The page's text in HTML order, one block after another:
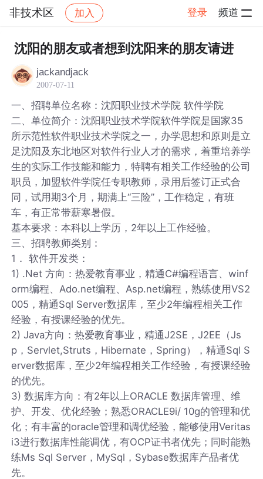
非技术区 加入 登录 频道
社区 非技术区 帖子详情
沈阳的朋友或者想到沈阳来的朋友请进
jackandjack
2007-07-11
一、招聘单位名称：沈阳职业技术学院 软件学院
二、单位简介：沈阳职业技术学院软件学院是国家35
所示范性软件职业技术学院之一，办学思想和原则是立
足沈阳及东北地区对软件行业人才的需求，着重培养学
生的实际工作技能和能力，特聘有相关工作经验的公司
职员，加盟软件学院任专职教师，录用后签订正式合
同，试用期3个月，期满上“三险”，工作稳定，有班
车，有正常带薪寒暑假。
基本要求：本科以上学历，2年以上工作经验。
三、招聘教师类别：
1． 软件开发类：
1) .Net 方向：热爱教育事业，精通C#编程语言、winf
orm编程、Ado.net编程、Asp.net编程，熟练使用VS2
005，精通Sql Server数据库，至少2年编程相关工作
经验，有授课经验的优先。
2) Java方向：热爱教育事业，精通J2SE，J2EE（Js
p，Servlet,Struts，Hibernate，Spring），精通Sql S
erver数据库，至少2年编程相关工作经验，有授课经验
的优先。
3) 数据库方向：有2年以上ORACLE 数据库管理、维
护、开发、优化经验；熟悉ORACLE9i/ 10g的管理和优
化；有丰富的oracle管理和调优经验，能够使用Veritas
i3进行数据库性能调优，有OCP证书者优先；同时能熟
练Ms Sql Server，MySql，Sybase数据库产品者优
先。